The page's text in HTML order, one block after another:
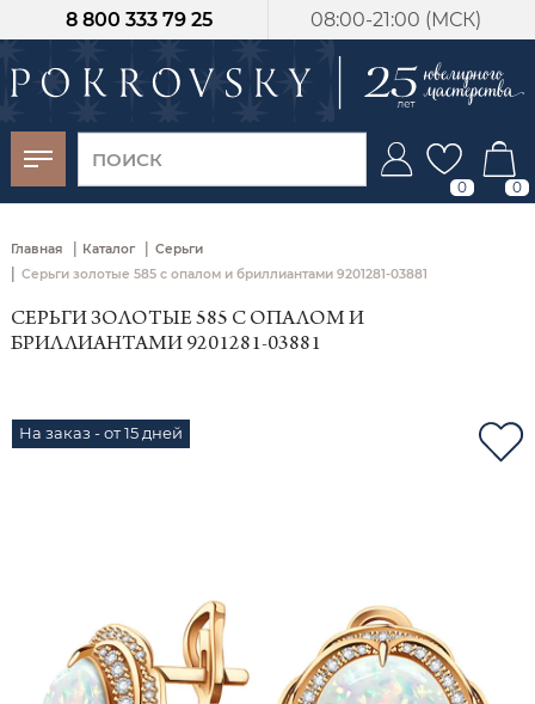
08:00-21:00 (МСК)
8 800 333 79 25
0 0
Главная | Каталог | Серьги
| Серьги золотые 585 с опалом и бриллиантами 9201281-03881
СЕРЬГИ ЗОЛОТЫЕ 585 С ОПАЛОМ И
БРИЛЛИАНТАМИ 9201281-03881
На заказ - от 15 дней
-30%
от 15 дней с
момента оплаты